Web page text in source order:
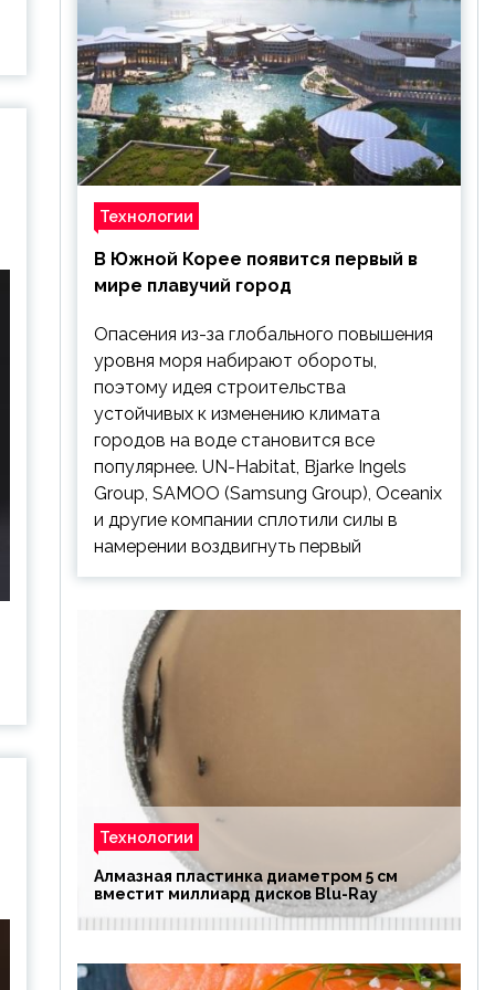
Технологии
В Южной Корее появится первый в
мире плавучий город
Опасения из-за глобального повышения
уровня моря набирают обороты,
поэтому идея строительства
устойчивых к изменению климата
городов на воде становится все
популярнее. UN-Habitat, Bjarke Ingels
Group, SAMOO (Samsung Group), Oceanix
и другие компании сплотили силы в
намерении воздвигнуть первый
Технологии
Алмазная пластинка диаметром 5 см
вместит миллиард дисков Blu-Ray